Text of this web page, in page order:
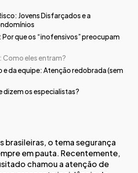
Jovens Disfarçados e a
Por que os “inofensivos” preocupam
Como eles entram?
e da equipe: Atenção redobrada (sem
dizem os especialistas?
brasileiras, o tema segurança
em pauta. Recentemente,
chamou a atenção de